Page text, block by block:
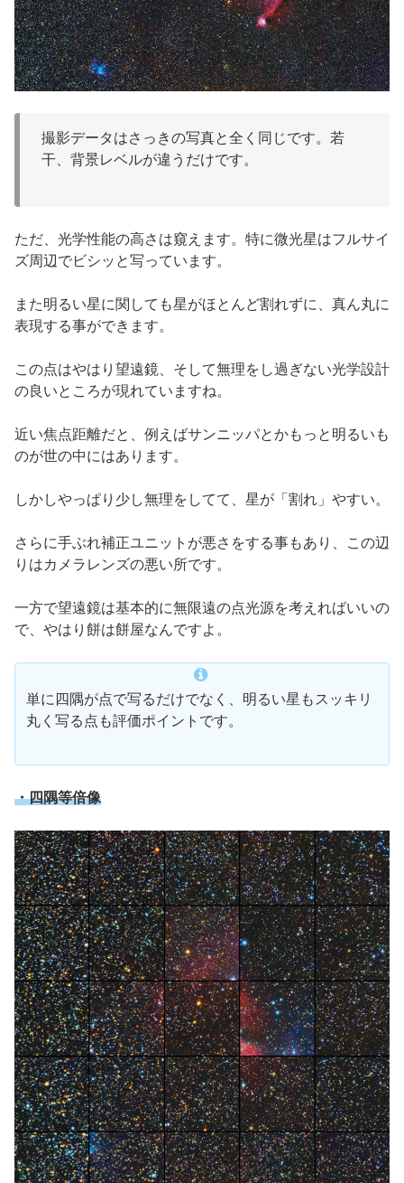
撮影データはさっきの写真と全く同じです。若
干、背景レベルが違うだけです。
ただ、光学性能の高さは窺えます。特に微光星はフルサイ
ズ周辺でビシッと写っています。
また明るい星に関しても星がほとんど割れずに、真ん丸に
表現する事ができます。
この点はやはり望遠鏡、そして無理をし過ぎない光学設計
の良いところが現れていますね。
近い焦点距離だと、例えばサンニッパとかもっと明るいも
のが世の中にはあります。
しかしやっぱり少し無理をしてて、星が「割れ」やすい。
さらに手ぶれ補正ユニットが悪さをする事もあり、この辺
りはカメラレンズの悪い所です。
一方で望遠鏡は基本的に無限遠の点光源を考えればいいの
で、やはり餅は餅屋なんですよ。
単に四隅が点で写るだけでなく、明るい星もスッキリ
丸く写る点も評価ポイントです。
・四隅等倍像